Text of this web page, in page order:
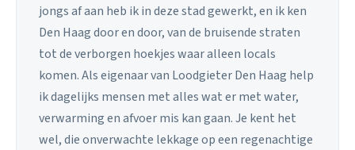
jongs af aan heb ik in deze stad gewerkt, en ik ken
Den Haag door en door, van de bruisende straten
tot de verborgen hoekjes waar alleen locals
komen. Als eigenaar van Loodgieter Den Haag help
ik dagelijks mensen met alles wat er met water,
verwarming en afvoer mis kan gaan. Je kent het
wel, die onverwachte lekkage op een regenachtige